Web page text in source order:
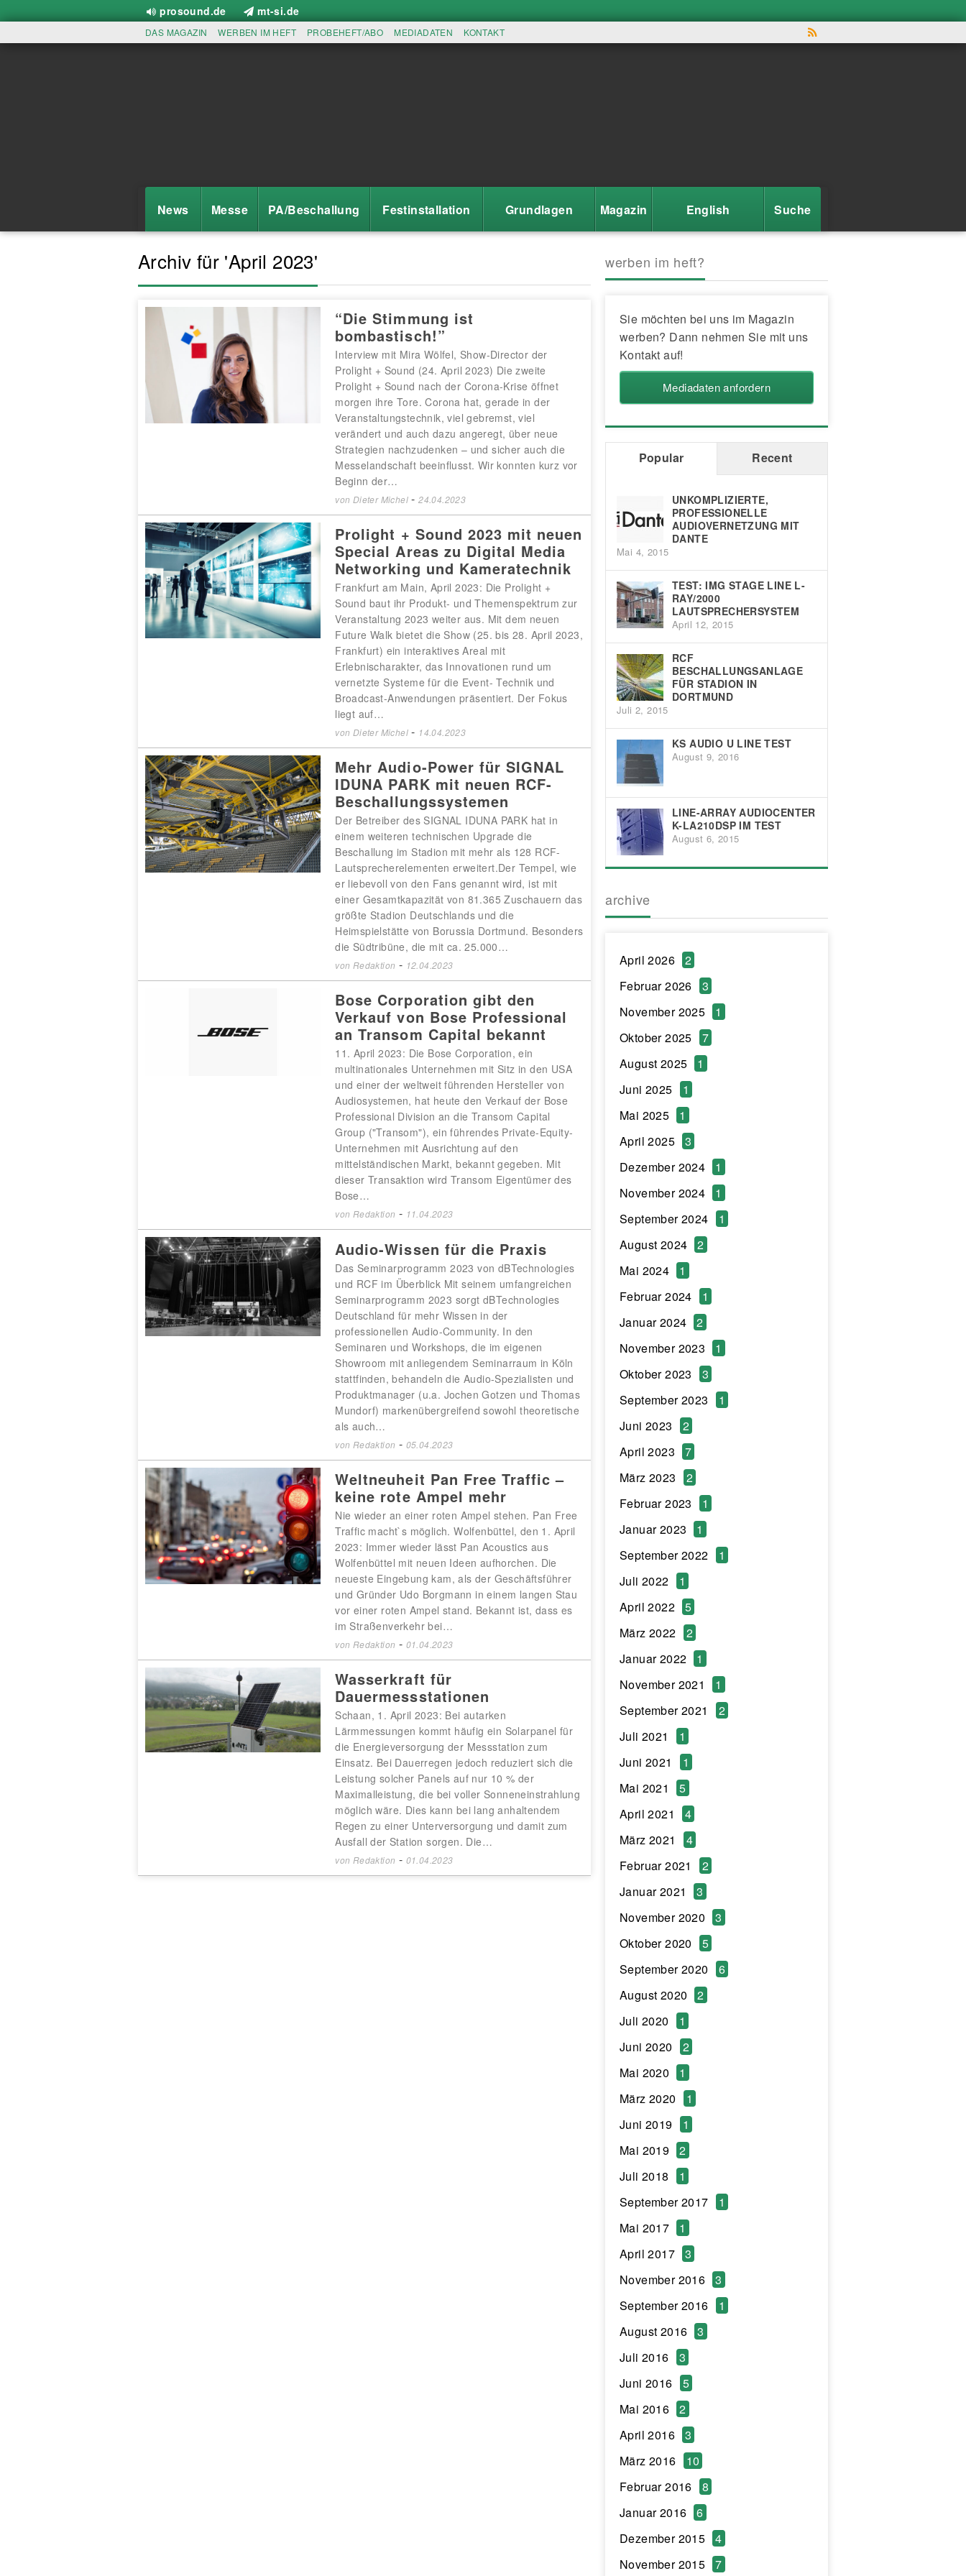
prosound.de mt-si.de
DAS MAGAZIN WERBEN IM HEFT PROBEHEFT/ABO MEDIADATEN KONTAKT
News Messe PA/Beschallung Festinstallation Grundlagen Magazin English Suche
Archiv für 'April 2023'
“Die Stimmung ist
bombastisch!”
Interview mit Mira Wölfel, Show-Director der
Prolight + Sound (24. April 2023) Die zweite
Prolight + Sound nach der Corona-Krise öffnet
morgen ihre Tore. Corona hat, gerade in der
Veranstaltungstechnik, viel gebremst, viel
verändert und auch dazu angeregt, über neue
Strategien nachzudenken – und sicher auch die
Messelandschaft beeinflusst. Wir konnten kurz vor
Beginn der…
von Dieter Michel-24.04.2023
Prolight + Sound 2023 mit neuen
Special Areas zu Digital Media
Networking und Kameratechnik
Frankfurt am Main, April 2023: Die Prolight +
Sound baut ihr Produkt- und Themenspektrum zur
Veranstaltung 2023 weiter aus. Mit dem neuen
Future Walk bietet die Show (25. bis 28. April 2023,
Frankfurt) ein interaktives Areal mit
Erlebnischarakter, das Innovationen rund um
vernetzte Systeme für die Event- Technik und
Broadcast-Anwendungen präsentiert. Der Fokus
liegt auf…
von Dieter Michel- 14.04.2023
Mehr Audio-Power für SIGNAL
IDUNA PARK mit neuen RCF-
Beschallungssystemen
Der Betreiber des SIGNAL IDUNA PARK hat in
einem weiteren technischen Upgrade die
Beschallung im Stadion mit mehr als 128 RCF-
Lautsprecherelementen erweitert.Der Tempel, wie
er liebevoll von den Fans genannt wird, ist mit
einer Gesamtkapazität von 81.365 Zuschauern das
größte Stadion Deutschlands und die
Heimspielstätte von Borussia Dortmund. Besonders
die Südtribüne, die mit ca. 25.000…
von Redaktion - 12.04.2023
Bose Corporation gibt den
Verkauf von Bose Professional
an Transom Capital bekannt
11. April 2023: Die Bose Corporation, ein
multinationales Unternehmen mit Sitz in den USA
und einer der weltweit führenden Hersteller von
Audiosystemen, hat heute den Verkauf der Bose
Professional Division an die Transom Capital
Group ("Transom"), ein führendes Private-Equity-
Unternehmen mit Ausrichtung auf den
mittelständischen Markt, bekannt gegeben. Mit
dieser Transaktion wird Transom Eigentümer des
Bose…
von Redaktion - 11.04.2023
Audio-Wissen für die Praxis
Das Seminarprogramm 2023 von dBTechnologies
und RCF im Überblick Mit seinem umfangreichen
Seminarprogramm 2023 sorgt dBTechnologies
Deutschland für mehr Wissen in der
professionellen Audio-Community. In den
Seminaren und Workshops, die im eigenen
Showroom mit anliegendem Seminarraum in Köln
stattfinden, behandeln die Audio-Spezialisten und
Produktmanager (u.a. Jochen Gotzen und Thomas
Mundorf) markenübergreifend sowohl theoretische
als auch…
von Redaktion - 05.04.2023
Weltneuheit Pan Free Traffic –
keine rote Ampel mehr
Nie wieder an einer roten Ampel stehen. Pan Free
Traffic macht`s möglich. Wolfenbüttel, den 1. April
2023: Immer wieder lässt Pan Acoustics aus
Wolfenbüttel mit neuen Ideen aufhorchen. Die
neueste Eingebung kam, als der Geschäftsführer
und Gründer Udo Borgmann in einem langen Stau
vor einer roten Ampel stand. Bekannt ist, dass es
im Straßenverkehr bei…
von Redaktion - 01.04.2023
Wasserkraft für
Dauermessstationen
Schaan, 1. April 2023: Bei autarken
Lärmmessungen kommt häufig ein Solarpanel für
die Energieversorgung der Messstation zum
Einsatz. Bei Dauerregen jedoch reduziert sich die
Leistung solcher Panels auf nur 10 % der
Maximalleistung, die bei voller Sonneneinstrahlung
möglich wäre. Dies kann bei lang anhaltendem
Regen zu einer Unterversorgung und damit zum
Ausfall der Station sorgen. Die…
von Redaktion - 01.04.2023
werben im heft?
Sie möchten bei uns im Magazin
werben? Dann nehmen Sie mit uns
Kontakt auf!
Mediadaten anfordern
Popular Recent
UNKOMPLIZIERTE,
PROFESSIONELLE
AUDIOVERNETZUNG MIT
DANTE
Mai 4, 2015
TEST: IMG STAGE LINE L-
RAY/2000
LAUTSPRECHERSYSTEM
April 12, 2015
RCF
BESCHALLUNGSANLAGE
FÜR STADION IN
DORTMUND
Juli 2, 2015
KS AUDIO U LINE TEST
August 9, 2016
LINE-ARRAY AUDIOCENTER
K-LA210DSP IM TEST
August 6, 2015
archive
April 2026
2
Februar 2026
3
November 2025
1
Oktober 2025
7
August 2025
1
Juni 2025
1
Mai 2025
1
April 2025
3
Dezember 2024
1
November 2024
1
September 2024
1
August 2024
2
Mai 2024
1
Februar 2024
1
Januar 2024
2
November 2023
1
Oktober 2023
3
September 2023
1
Juni 2023
2
April 2023
7
März 2023
2
Februar 2023
1
Januar 2023
1
September 2022
1
Juli 2022
1
April 2022
5
März 2022
2
Januar 2022
1
November 2021
1
September 2021
2
Juli 2021
1
Juni 2021
1
Mai 2021
5
April 2021
4
März 2021
4
Februar 2021
2
Januar 2021
3
November 2020
3
Oktober 2020
5
September 2020
6
August 2020
2
Juli 2020
1
Juni 2020
2
Mai 2020
1
März 2020
1
Juni 2019
1
Mai 2019
2
Juli 2018
1
September 2017
1
Mai 2017
1
April 2017
3
November 2016
3
September 2016
1
August 2016
3
Juli 2016
3
Juni 2016
5
Mai 2016
2
April 2016
3
März 2016
10
Februar 2016
8
Januar 2016
6
Dezember 2015
4
November 2015
7